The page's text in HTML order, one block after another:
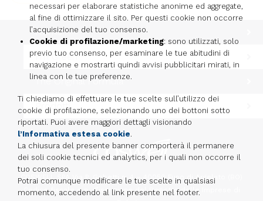
Home
I'm Green™
The Original Formula
Prodotti
COSWELL SPA Via P. Gobetti n. 4 – 40050 Funo di Argelato (BO)
Codice fiscale e n. d’iscrizione del Registro delle Imprese di
necessari per elaborare statistiche anonime ed aggregate,
al fine di ottimizzare il sito. Per questi cookie non occorre
l’acquisizione del tuo consenso.
Cookie di profilazione/marketing: sono utilizzati, solo
previo tuo consenso, per esaminare le tue abitudini di
navigazione e mostrarti quindi avvisi pubblicitari mirati, in
linea con le tue preferenze.
Ti chiediamo di effettuare le tue scelte sull’utilizzo dei
cookie di profilazione, selezionando uno dei bottoni sotto
riportati. Puoi avere maggiori dettagli visionando
l’Informativa estesa cookie.
La chiusura del presente banner comporterà il permanere
dei soli cookie tecnici ed analytics, per i quali non occorre il
tuo consenso.
Potrai comunque modificare le tue scelte in qualsiasi
momento, accedendo al link presente nel footer.